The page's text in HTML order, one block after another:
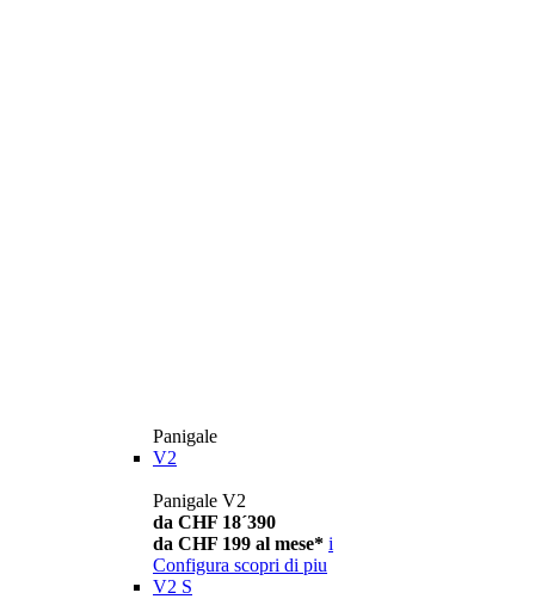
Panigale
V2
Panigale V2
da CHF 18´390
da CHF 199 al mese* i
Configura scopri di piu
V2 S